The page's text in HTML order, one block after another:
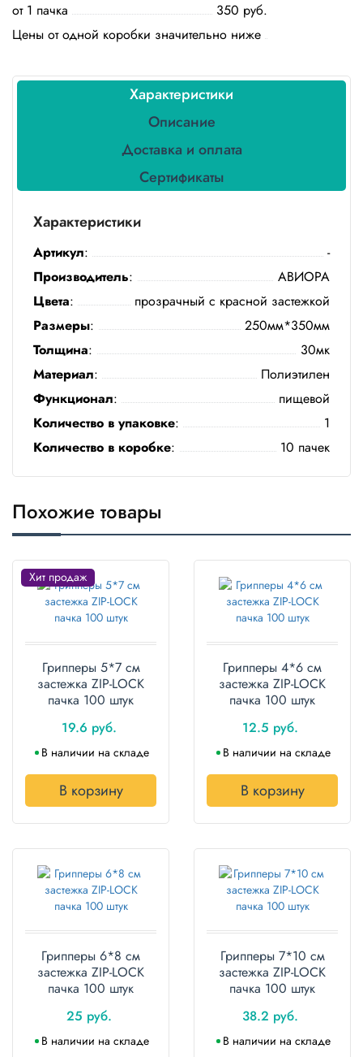
Канцтовары
индивидуальной
и
Товары
для
уборки
Салфетки
Полотенца
Туалетная
бумага
хранения и
Сумки
Хозтовары
Товары
для
садоводов
Товары
барбекю
от 1 пачка
350 руб.
Цены от одной коробки значительно ниже
Характеристики
Описание
Доставка и оплата
Сертификаты
Характеристики
Артикул:
-
Производитель:
АВИОРА
Цвета:
прозрачный с красной застежкой
Размеры:
250мм*350мм
Толщина:
30мк
Материал:
Полиэтилен
Функционал:
пищевой
Количество в упаковке:
1
Количество в коробке: 10 пачек
Похожие товары
Хит продаж
Грипперы 5*7 см
застежка ZIP-LOCK
пачка 100 штук
19.6 руб.
В наличии на складе
В корзину
Грипперы 4*6 см
застежка ZIP-LOCK
пачка 100 штук
12.5 руб.
В наличии на складе
В корзину
Грипперы 6*8 см
застежка ZIP-LOCK
пачка 100 штук
25 руб.
В наличии на складе
Грипперы 7*10 см
застежка ZIP-LOCK
пачка 100 штук
38.2 руб.
В наличии на складе